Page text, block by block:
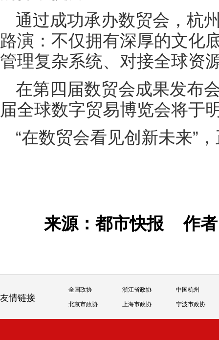
通过成功承办数贸会，杭
路演：不仅拥有深厚的文化
管理复杂系统、对接全球资
在第四届数贸会成果发布
届全球数字贸易博览会将于
“在数贸会看见创新未来”
来源：都市快报作
友情链接
全国政协 浙江省政协 中国杭州
北京市政协 上海市政协 宁波市政协